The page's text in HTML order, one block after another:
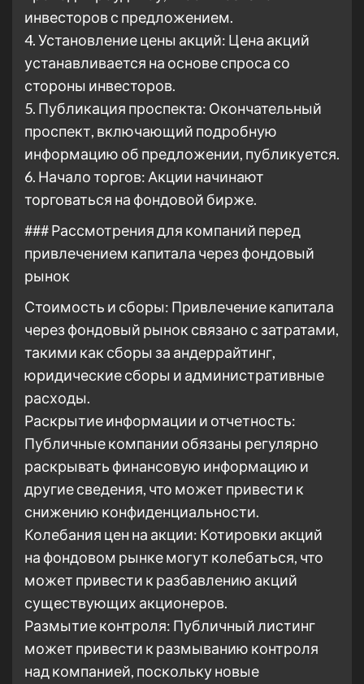
инвесторов с предложением.
4. Установление цены акций: Цена акций
устанавливается на основе спроса со
стороны инвесторов.
5. Публикация проспекта: Окончательный
проспект, включающий подробную
информацию об предложении, публикуется.
6. Начало торгов: Акции начинают
торговаться на фондовой бирже.
### Рассмотрения для компаний перед
привлечением капитала через фондовый
рынок
Стоимость и сборы: Привлечение капитала
через фондовый рынок связано с затратами,
такими как сборы за андеррайтинг,
юридические сборы и административные
расходы.
Раскрытие информации и отчетность:
Публичные компании обязаны регулярно
раскрывать финансовую информацию и
другие сведения, что может привести к
снижению конфиденциальности.
Колебания цен на акции: Котировки акций
на фондовом рынке могут колебаться, что
может привести к разбавлению акций
существующих акционеров.
Размытие контроля: Публичный листинг
может привести к размыванию контроля
над компанией, поскольку новые